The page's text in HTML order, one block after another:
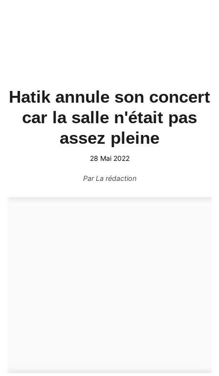
Hatik annule son concert
car la salle n'était pas
assez pleine
28 Mai 2022
ParLa rédaction